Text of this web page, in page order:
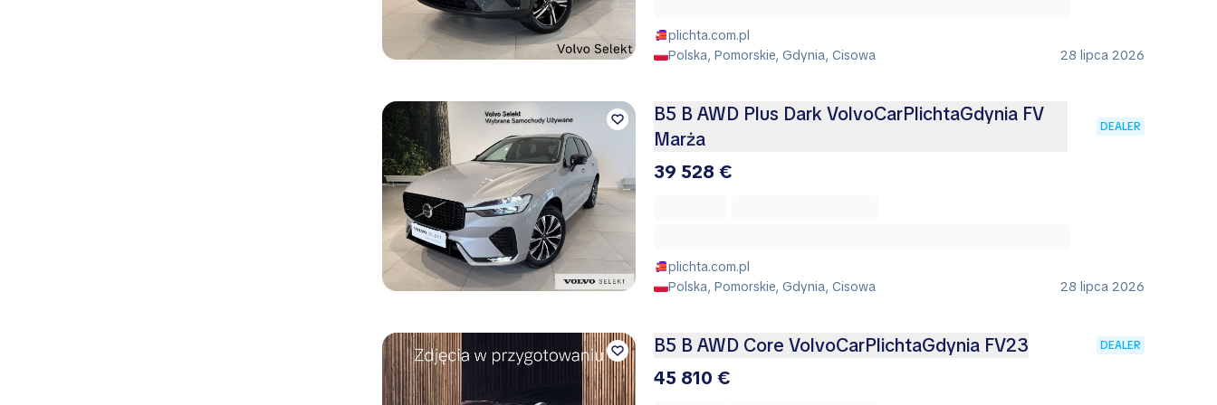
plichta.com.pl
Polska, Pomorskie, Gdynia, Cisowa
28 lipca 2026
B5 B AWD Plus Dark VolvoCarPlichtaGdynia FV
Marża
DEALER
39 528 €
plichta.com.pl
Polska, Pomorskie, Gdynia, Cisowa
28 lipca 2026
B5 B AWD Core VolvoCarPlichtaGdynia FV23 DEALER
45 810 €